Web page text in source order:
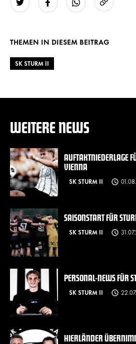
THEMEN IN DIESEM BEITRAG
SK STURM II
WEITERE NEWS
AUFTAKTNIEDERLAGE
VIENNA
SK STURM II
SAISONSTART FÜR
SK STURM II
PERSONAL-NEWS FÜR
SK STURM II
HIERLÄNDER